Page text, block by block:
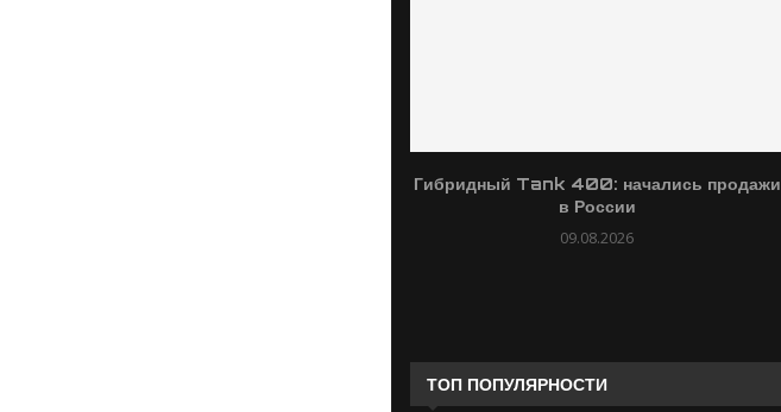
Гибридный Tank 400: начались продажи
в России
09.08.2026
ТОП ПОПУЛЯРНОСТИ